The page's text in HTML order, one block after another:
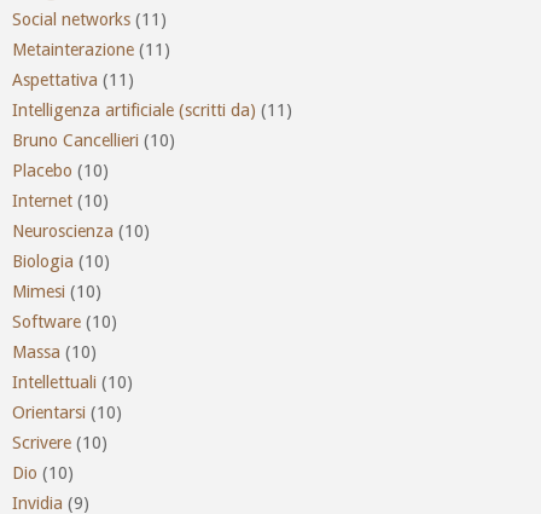
Social networks (11)
Metainterazione (11)
Aspettativa (11)
Intelligenza artificiale (scritti da) (11)
Bruno Cancellieri (10)
Placebo (10)
Internet (10)
Neuroscienza (10)
Biologia (10)
Mimesi (10)
Software (10)
Massa (10)
Intellettuali (10)
Orientarsi (10)
Scrivere (10)
Dio (10)
Invidia (9)